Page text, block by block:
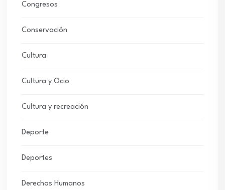
Congresos
Conservación
Cultura
Cultura y Ocio
Cultura y recreación
Deporte
Deportes
Derechos Humanos